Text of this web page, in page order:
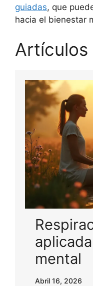
guiadas, que
hacia el bienestar
Artículos
mental
Abril 16, 2026